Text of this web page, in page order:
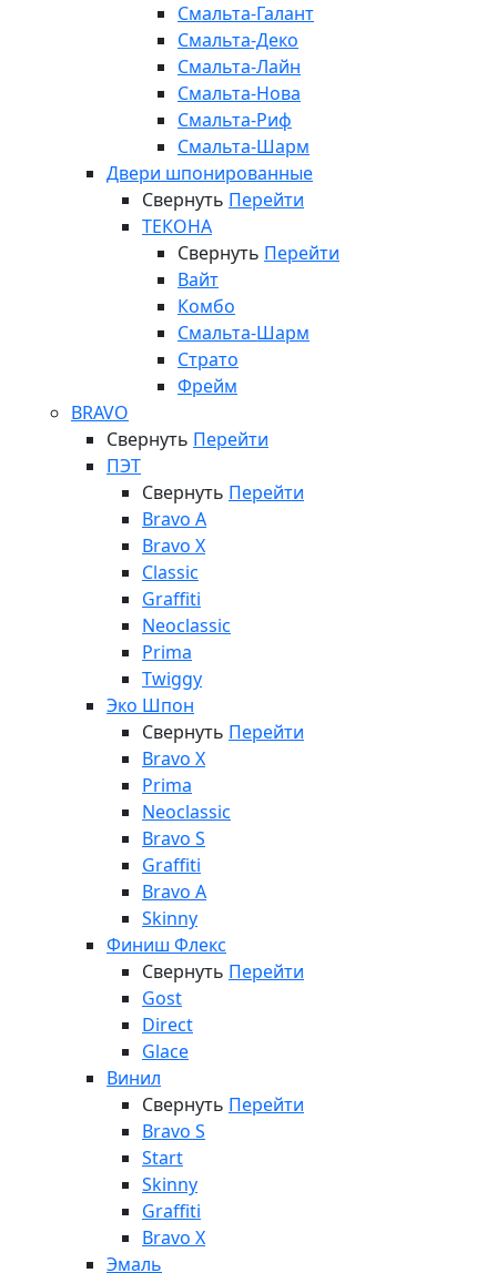
Смальта-Галант
Смальта-Деко
Смальта-Лайн
Смальта-Нова
Смальта-Риф
Смальта-Шарм
Двери шпонированные
Свернуть Перейти
ТЕКОНА
Свернуть Перейти
Вайт
Комбо
Смальта-Шарм
Страто
Фрейм
BRAVO
Свернуть Перейти
ПЭТ
Свернуть Перейти
Bravo A
Bravo X
Classic
Graffiti
Neoclassic
Prima
Twiggy
Эко Шпон
Свернуть Перейти
Bravo X
Prima
Neoclassic
Bravo S
Graffiti
Bravo A
Skinny
Финиш Флекс
Свернуть Перейти
Gost
Direct
Glace
Винил
Свернуть Перейти
Bravo S
Start
Skinny
Graffiti
Bravo X
Эмаль